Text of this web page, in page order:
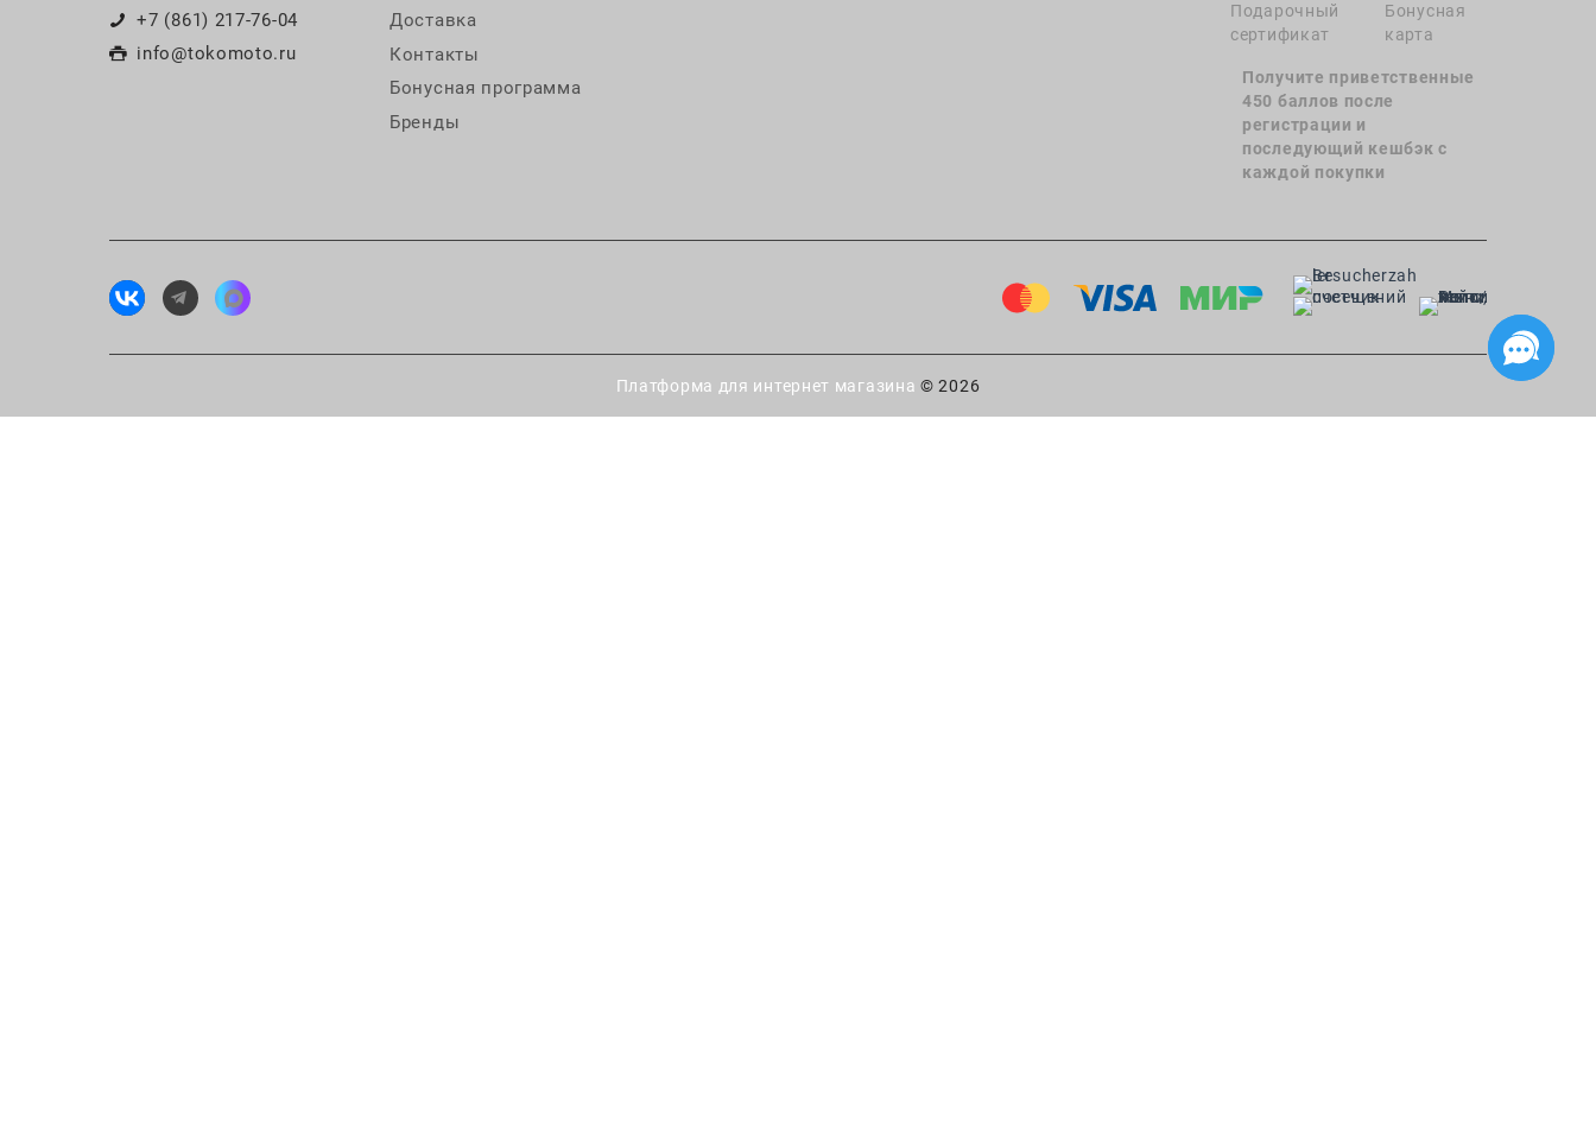
+7 (861) 217-76-04
info@tokomoto.ru
Доставка
Контакты
Бонусная программа
Бренды
Подарочный
сертификат
Бонусная
карта
Получите приветственные
450 баллов после
регистрации и
последующий кешбэк с
каждой покупки
Платформа для интернет магазина © 2026